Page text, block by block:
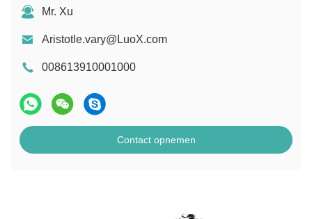
Mr. Xu
Aristotle.vary@LuoX.com
008613910001000
Contact opnemen